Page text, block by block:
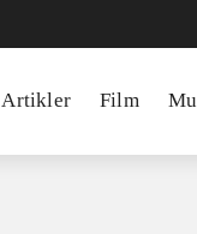
Artikler Film